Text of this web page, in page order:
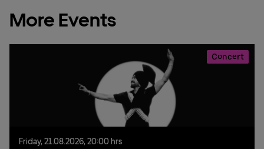
More Events
Concert
Friday, 21.08.2026, 20:00 hrs